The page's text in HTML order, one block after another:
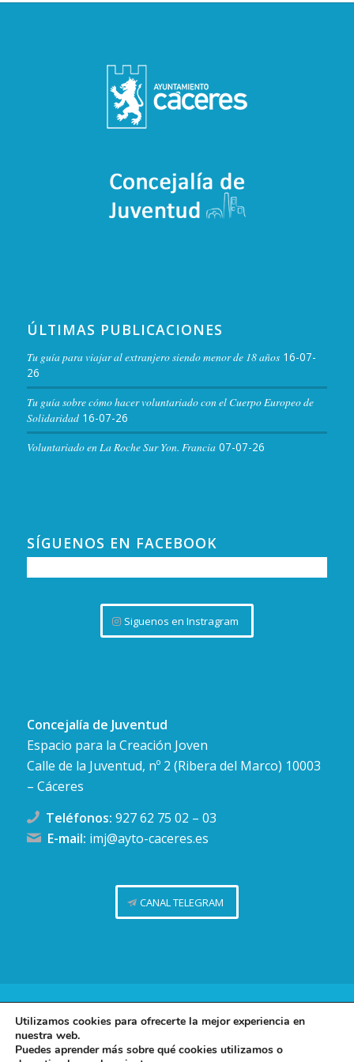
ÚLTIMAS PUBLICACIONES
Tu guía para viajar al extranjero siendo menor de 18 años 16-07-
26
Tu guía sobre cómo hacer voluntariado con el Cuerpo Europeo de
Solidaridad 16-07-26
Voluntariado en La Roche Sur Yon. Francia 07-07-26
SÍGUENOS EN FACEBOOK
Siguenos en Instragram
Concejalía de Juventud
Espacio para la Creación Joven
Calle de la Juventud, nº 2 (Ribera del Marco) 10003
– Cáceres
Teléfonos: 927 62 75 02 – 03
E-mail: imj@ayto-caceres.es
CANAL TELEGRAM
Concejalía de Juventud (Ayuntamiento de Cáceres)
Facebook
TwitterTelegram
Política de privacidad
Utilizamos cookies para ofrecerte la mejor experiencia en
nuestra web.
Puedes aprender más sobre qué cookies utilizamos o